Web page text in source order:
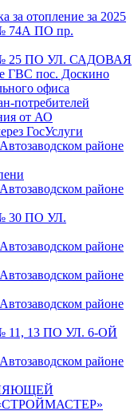
за отопление за 2025
ПО пр.
ПО УЛ. САДОВАЯ
ГВС пос. Доскино
офиса
потребителей
от АО
ГосУслуги
районе
районе
ПО УЛ.
районе
районе
районе
13 ПО УЛ. 6-ОЙ
районе